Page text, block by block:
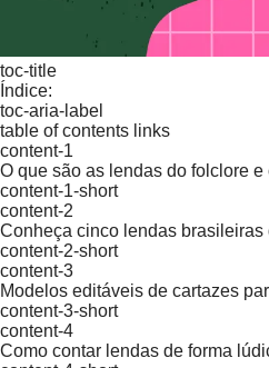
toc-title
Índice:
toc-aria-label
table of contents links
content-1
O que são as lendas do folclore e
content-1-short
content-2
Conheça cinco lendas brasileiras
content-2-short
content-3
Modelos editáveis de cartazes
content-3-short
content-4
Como contar lendas de forma